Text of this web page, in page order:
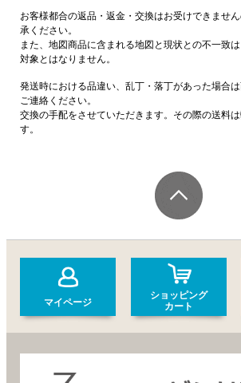
お客様都合の返品・返金・交換はお受けできませ
承ください。
また、地図商品に含まれる地図と現状との不一致
対象とはなりません。
発送時における品違い、乱丁・落丁があった場合
ご連絡ください。
交換の手配をさせていただきます。その際の送料
す。
マイページ
ショッピング
カート